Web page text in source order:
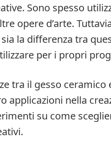
Sono spesso
opere d’arte.
la differenza tra
per i propri
tra il gesso ceramico
applicazioni nella
su come